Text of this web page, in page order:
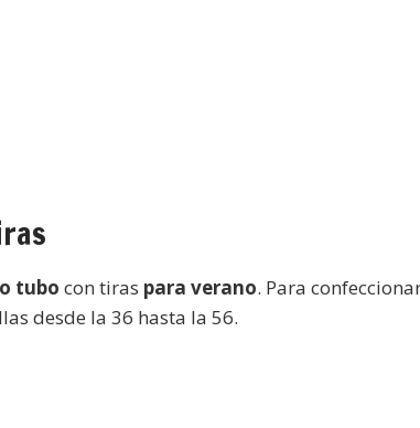
tubo con tiras para verano. Para
desde la 36 hasta la 56.